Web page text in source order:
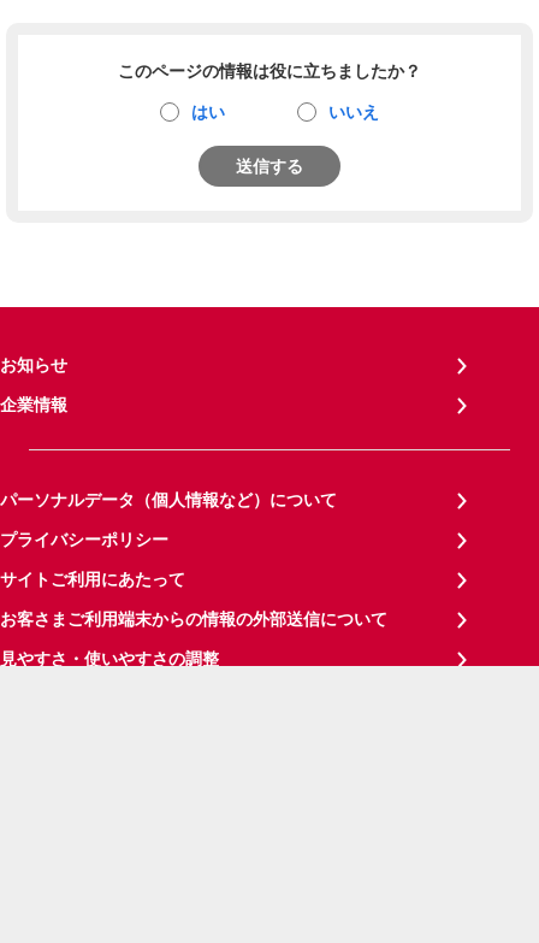
このページの情報は役に立ちましたか？
はい いいえ
送信する
お知らせ
企業情報
パーソナルデータ（個人情報など）について
プライバシーポリシー
サイトご利用にあたって
お客さまご利用端末からの情報の外部送信について
見やすさ・使いやすさの調整